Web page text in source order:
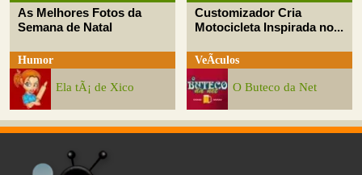
As Melhores Fotos da
Semana de Natal
Humor
Ela tÃ¡ de Xico
Customizador Cria
Motocicleta Inspirada no...
VeÃ­culos
O Buteco da Net